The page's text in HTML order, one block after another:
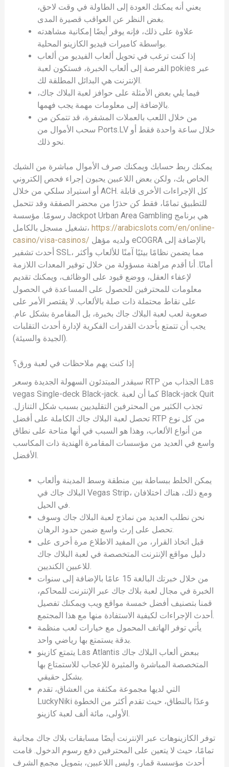
يعني أنه يمكنك العودة إلى الطاولة في وقت لاحق،
علاوة على ذلك، فإنه يوفر أيضًا إمكانية مشاهدته
إذا كنت ترغب في تحويل ألعاب الفيديو من ألعاب
الفرصة إلى ألعاب الخبرة، فستكون لعبة pokies عبر
فيما يلي بعض الأمثلة على حوافز لعبة البلاك جاك،
من خلال اللعب بالعملات المشفرة، قد تتمكن من
سحب الأموال من Ports.LV خلال ساعة واحدة فقط أو
يمكنك ربط حسابك ويمكنك صرف الأموال مباشرة من الشيك
الخاص بك، ولكن بعض اللاعبين يحبون إجراء فحص إلكتروني
أو استيراد سلكي من خلال ACH. كل الإجراءات الأخرى قابلة
للتطبيق تمامًا، فقط كن حذرًا من محضر الصفقة وقد تتحمل
رسومًا. مؤسسة Jackpot Urban Area Gambling هي برنامج
تشغيل مسجل بالكامل، https://arabicslots.com/en/online-
casino/visa-casinos/
أحدث تشفير SSL، مما يضمن نظامًا بيئيًا آمنًا للألعاب وأكثر
أمانًا. أنا أقدم مراهنة مسؤولة من خلال توفير المعدات اللازمة
لإعفاء العقل، ووضع قيود على الوظائف، ويمكنك تقديم
معلومات للمحترفين للحصول على المساعدة في الحصول
على نقاط محتملة ذات صلة بالألعاب. لا يقتصر الأمر على
صعوبة لعب لعبة البلاك جاك بخبرة، بل المقامرة بشكل عام.
يجب أن تتمتع بأحدث القدرات الفكرية لإدارة أحدث التقلبات
إذا كنت يهم ملاحظات في لعبة ورق؟
سيقدر المبتدئون السهولة الجديدة وسعر RTP الجذاب من Las
vegas Single-deck Black-jack. كما أن لعبة Black-jack Quit
تجذب الكثير من المحترفين التقليديين بسبب شكل التنازل.
تحصل لعبة البلاك جاك الكاملة على أفضل RTP من كل نوع
من أنواع الألعاب، وهذا هو السبب في أنها متاحة على نطاق
واسع في العديد من مؤسسات المقامرة الهندية ذات المكاسب
يمكن الخلط ببساطة بين منطقة وسط المدينة وألعاب
البلاك جاك في Vegas Strip، ومع ذلك، هناك اختلافان
في الحيل.
نحن نطلب العديد من نماذج لعبة البلاك جاك وسوف
تحصل على إرث واسع ضمن حدود الرهان.
قبل اتخاذ القرار، من المفيد الاطلاع مرة أخرى على
دليل مواقع الإنترنت المتخصصة في لعبة البلاك جاك
للاعبين الكنديين.
من خلال خبرتك البالغة 15 عامًا بالإضافة إلى سنوات
الخبرة في مجال لعبة بلاك جاك عبر الإنترنت للمحاكم،
قمنا بتصنيف أفضل خمسة مواقع ويب ويمكنك تفصيل
أحدث الإجراءات لكيفية الاستفادة منها مع هذا المجتمع.
يأتي توفر الهاتف المحمول مع خيارات لعب منظمة
بدقة يستمتع بها رياضي واحد.
يتمتع كازينو Las Atlantis ببعض ألعاب البلاك جاك
المتخصصة المباشرة والمثيرة للإعجاب للاستمتاع بها
بشكل حقيقي.
التي لديها مجموعة مكثفة من العشاق، تقدم
LuckyNiki وعدًا بالنطاق، حيث تقدم أكثر من الخطوة
الأولى، مائة ألف لعبة كازينو.
توفر الكازينوهات عبر الإنترنت أيضًا مسابقات بلاك جاك مجانية
تمامًا، حيث لا يتعين على المحترفين دفع رسوم الدخول. قامت
أحدث مؤسسة قمار، وليس اللاعبين، بتمويل مجمع الشرف